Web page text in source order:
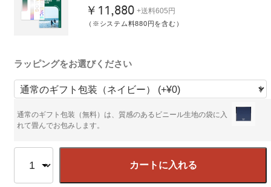
￥11,880 +送料605円
（※システム料880円を含む）
ラッピングをお選びください
通常のギフト包装（無料）は、質感のあるビニール生地の袋に入
れて畳んでお包みします。
カートに入れる